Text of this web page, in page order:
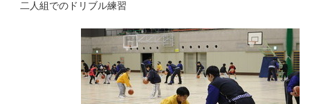
二人組でのドリブル練習